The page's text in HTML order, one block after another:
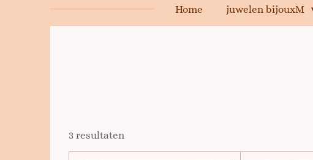
Home juwelen bijouxM
3 resultaten